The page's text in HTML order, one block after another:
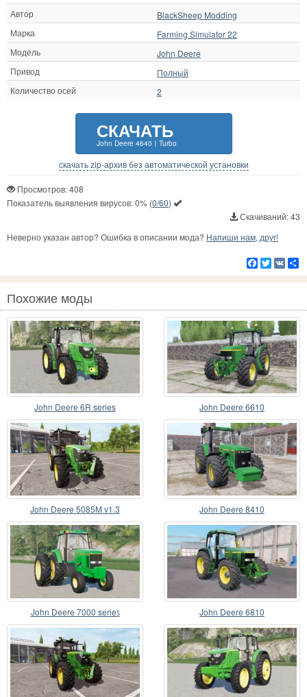
Автор
BlackSheep Modding
Марка
Farming Simulator 22
Модель
John Deere
Привод
Полный
Количество осей
2
СКАЧАТЬ
John Deere 4640〡Turbo
скачать zip-архив без автоматической установки
Просмотров: 408
Показатель выявления вирусов:0% (0/60)
Скачиваний: 43
Неверно указан автор? Ошибка в описании мода? Напиши нам, друг!
Facebook
Twitter
VK
Похожие моды
John Deere 6R series John Deere 6610
John Deere 5085M v1.3 John Deere 8410
John Deere 7000 serieꜱ John Deere 6810